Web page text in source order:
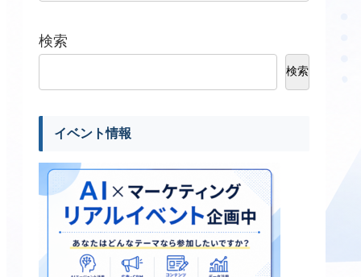
検索
検索
イベント情報